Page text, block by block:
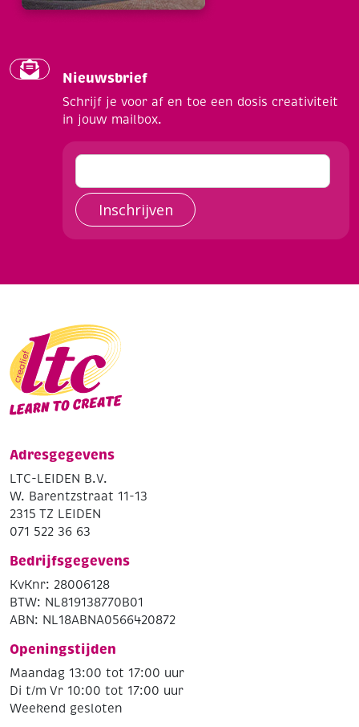
Nieuwsbrief
Schrijf je voor af en toe een dosis creativiteit
in jouw mailbox.
Inschrijven
Adresgegevens
LTC-LEIDEN B.V.
W. Barentzstraat 11-13
2315 TZ LEIDEN
071 522 36 63
Bedrijfsgegevens
KvKnr: 28006128
BTW: NL819138770B01
ABN: NL18ABNA0566420872
Openingstijden
Maandag 13:00 tot 17:00 uur
Di t/m Vr 10:00 tot 17:00 uur
Weekend gesloten